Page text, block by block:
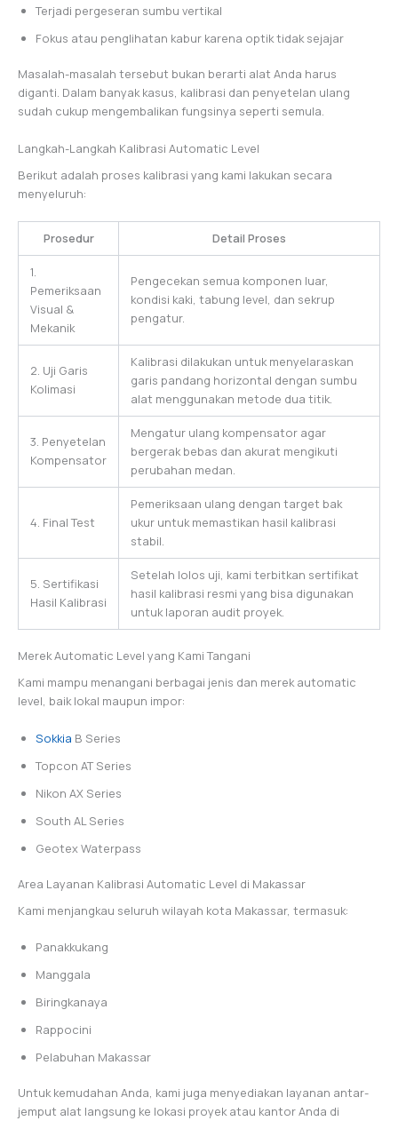
Terjadi pergeseran sumbu vertikal
Fokus atau penglihatan kabur karena optik tidak sejajar
Masalah-masalah tersebut bukan berarti alat Anda harus
diganti. Dalam banyak kasus, kalibrasi dan penyetelan ulang
sudah cukup mengembalikan fungsinya seperti semula.
Langkah-Langkah Kalibrasi Automatic Level
Berikut adalah proses kalibrasi yang kami lakukan secara
menyeluruh:
Prosedur Detail Proses
1.
Pemeriksaan
Visual &
Mekanik
Pengecekan semua komponen luar,
kondisi kaki, tabung level, dan sekrup
pengatur.
2. Uji Garis
Kolimasi
Kalibrasi dilakukan untuk menyelaraskan
garis pandang horizontal dengan sumbu
alat menggunakan metode dua titik.
3. Penyetelan
Kompensator
Mengatur ulang kompensator agar
bergerak bebas dan akurat mengikuti
perubahan medan.
4. Final Test
Pemeriksaan ulang dengan target bak
ukur untuk memastikan hasil kalibrasi
stabil.
5. Sertifikasi
Hasil Kalibrasi
Setelah lolos uji, kami terbitkan sertifikat
hasil kalibrasi resmi yang bisa digunakan
untuk laporan audit proyek.
Merek Automatic Level yang Kami Tangani
Kami mampu menangani berbagai jenis dan merek automatic
level, baik lokal maupun impor:
Sokkia B Series
Topcon AT Series
Nikon AX Series
South AL Series
Geotex Waterpass
Area Layanan Kalibrasi Automatic Level di Makassar
Kami menjangkau seluruh wilayah kota Makassar, termasuk:
Panakkukang
Manggala
Biringkanaya
Rappocini
Pelabuhan Makassar
Untuk kemudahan Anda, kami juga menyediakan layanan antar-
jemput alat langsung ke lokasi proyek atau kantor Anda di